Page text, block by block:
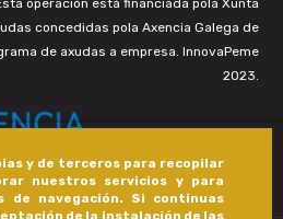
y de terceros para recopilar
nuestros servicios y para
de navegación. Si continuas
de la instalación de las
concedidas pola Axencia Galega de
de axudas a empresa. InnovaPeme
2023.